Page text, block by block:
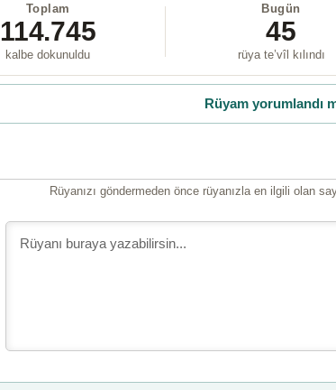
Toplam
114.745
kalbe dokunuldu
Bugün
45
rüya te’vîl kılındı
Rüyam yorumlandı
Rüyanızı göndermeden önce rüyanızla en ilgili olan